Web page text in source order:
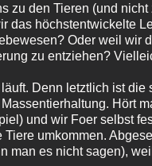
zu den Tieren (und
das höchstentwickelte
Oder weil wir
zu entziehen?
Denn letztlich ist
Hört
und wir Foer selbst
umkommen.
man es nicht sagen),